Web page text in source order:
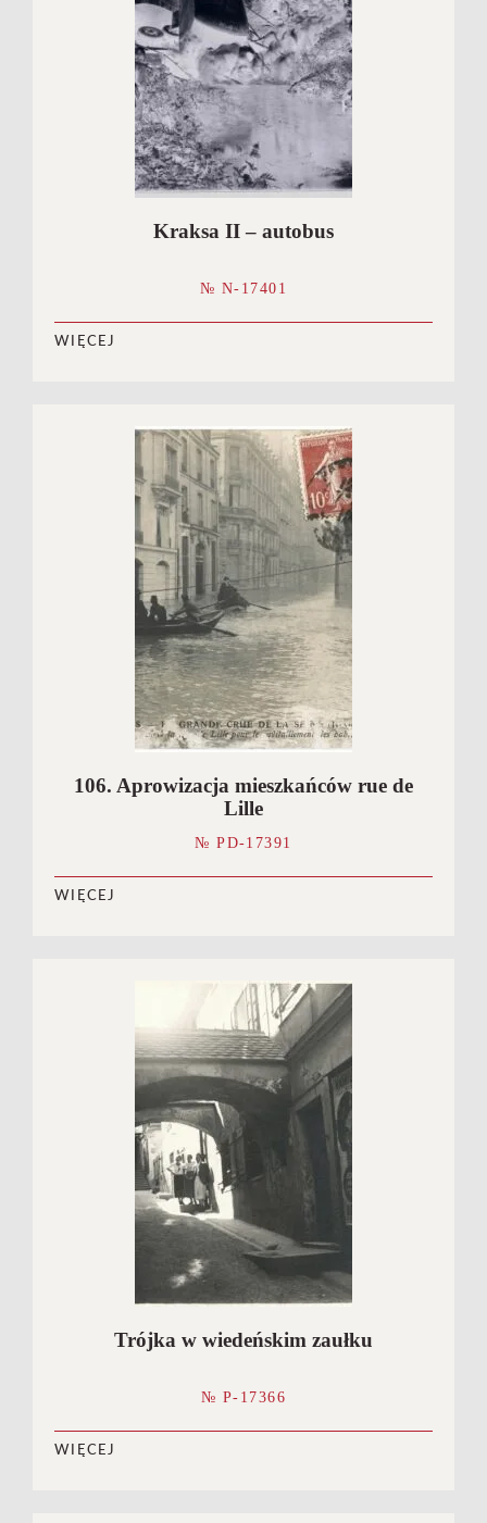
Kraksa II – autobus
№ N-17401
WIĘCEJ
106. Aprowizacja mieszkańców rue de
Lille
№ PD-17391
WIĘCEJ
Trójka w wiedeńskim zaułku
№ P-17366
WIĘCEJ